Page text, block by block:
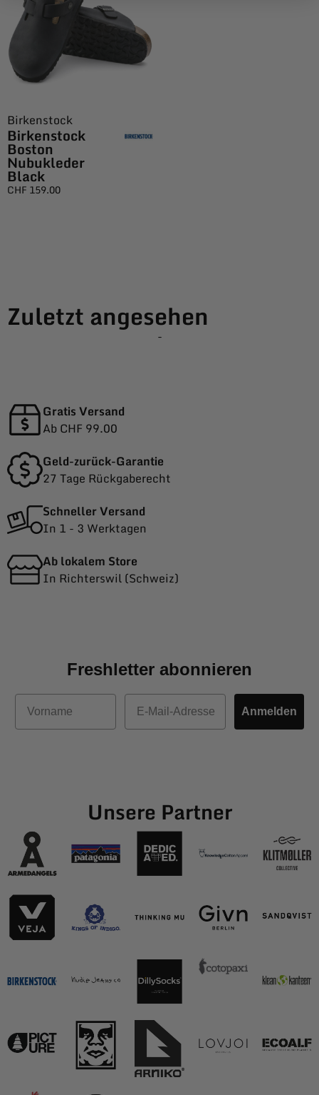
Birkenstock
Birkenstock
Boston
Nubukleder
Black
CHF 159.00
Zuletzt angesehen
-
Gratis Versand
Ab CHF 99.00
Geld-zurück-Garantie
27 Tage Rückgaberecht
Schneller Versand
In 1 - 3 Werktagen
Ab lokalem Store
In Richterswil (Schweiz)
Freshletter abonnieren
Vorname
E-Mail
Anmelden
Unsere Partner